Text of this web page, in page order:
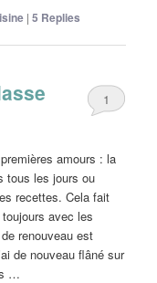
|5 Replies
1
amours : la
tous les jours ou
recettes. Cela fait
avec les
renouveau est
de nouveau flâné sur
…